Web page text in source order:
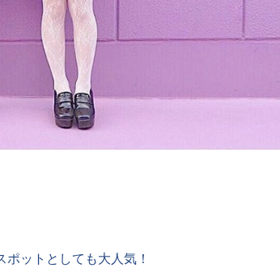
ットとしても大人気！